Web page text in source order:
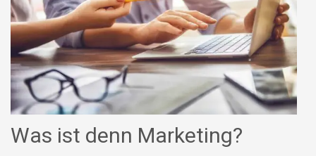
Was ist denn Marketing?